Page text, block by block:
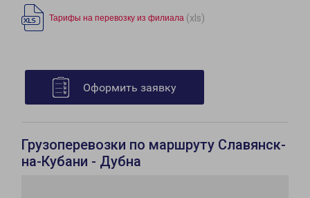
Тарифы на перевозку из филиала (xls)
Оформить заявку
Грузоперевозки по маршруту Славянск-
на-Кубани - Дубна